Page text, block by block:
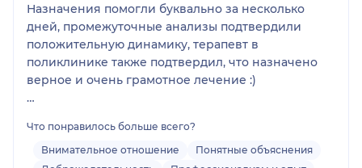
Назначения помогли буквально за несколько
дней, промежуточные анализы подтвердили
положительную динамику, терапевт в
поликлинике также подтвердил, что назначено
верное и очень грамотное лечение :)
Что понравилось больше всего?
Внимательное отношение
Понятные объяснения